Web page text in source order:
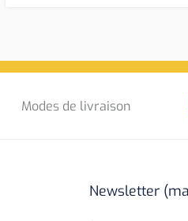
Modes de livraison
Newsletter